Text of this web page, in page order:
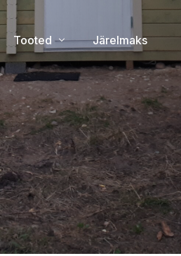
Tooted
Uued tooted
Majad laos
Aiamajad
Lamekatusega aiamajad
Suvemajad
Grillmajad
Järelmaks